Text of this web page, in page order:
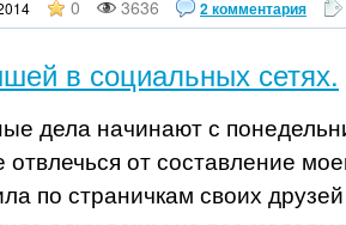
0 3636 2 комментария
в социальных сетях.
дела начинают с
отвлечься от составление
по страничкам своих